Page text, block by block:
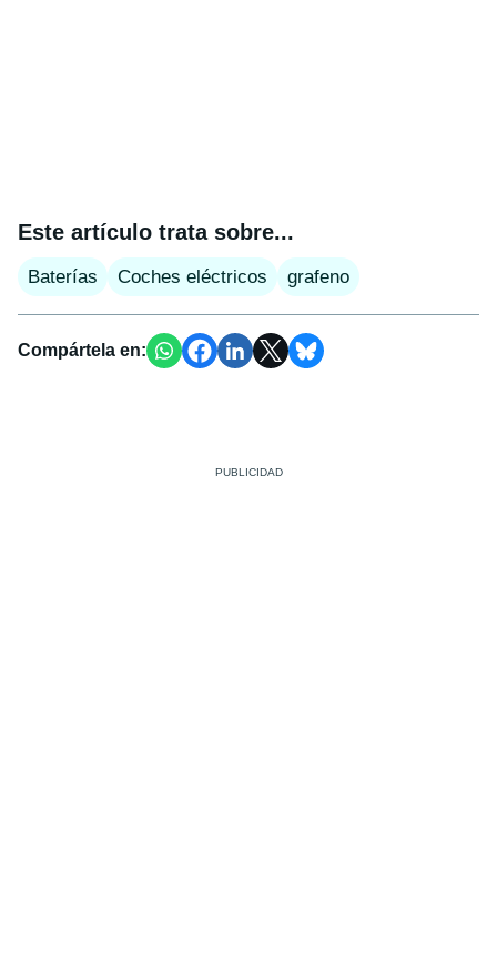
Este artículo trata sobre...
Baterías Coches eléctricos grafeno
Compártela en: